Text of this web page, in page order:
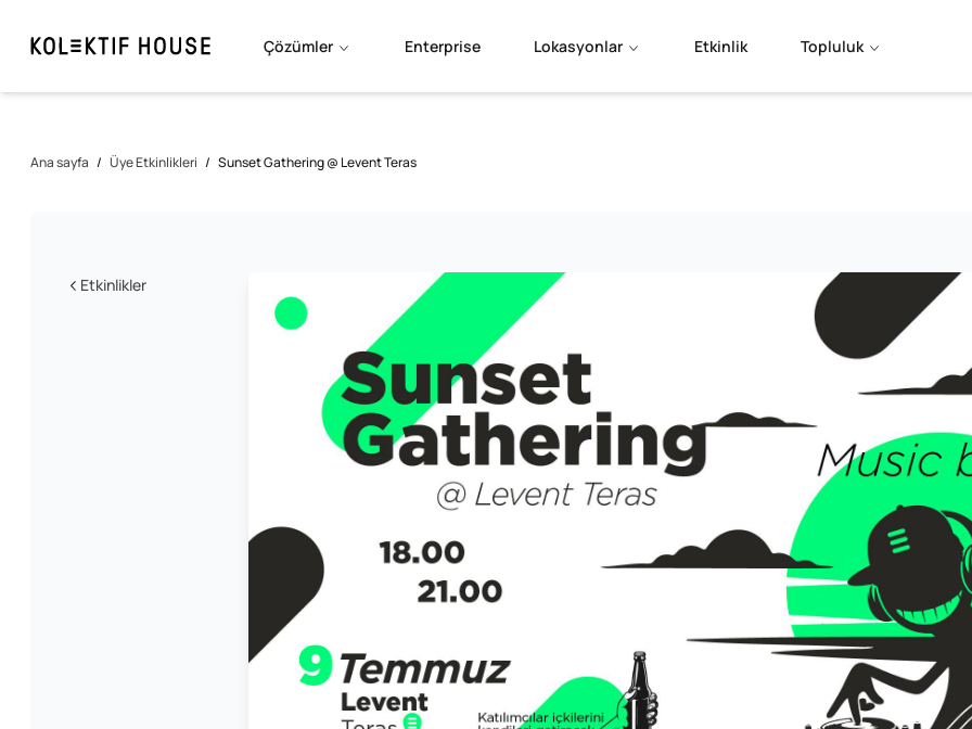
Çözümler Enterprise Lokasyonlar Etkinlik Topluluk
Ana sayfa / Üye Etkinlikleri / Sunset Gathering @ Levent Teras
Etkinlikler